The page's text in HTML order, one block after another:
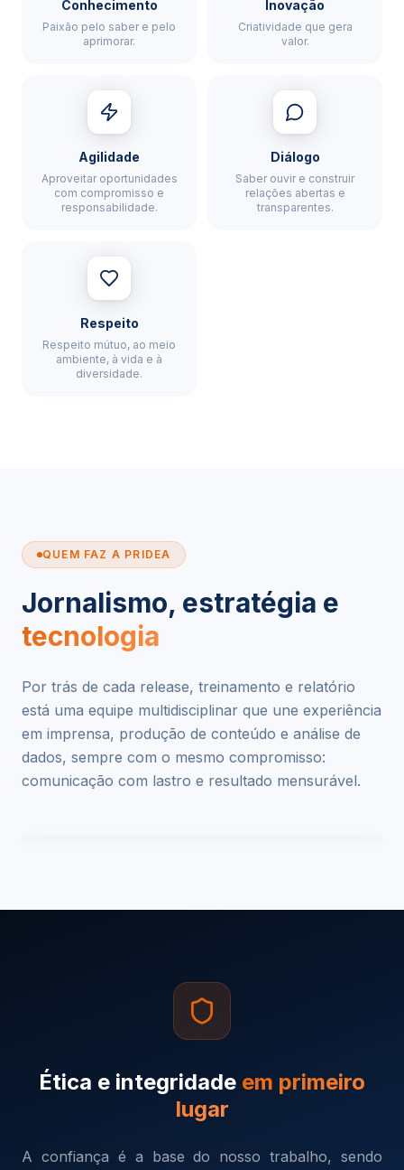
Conhecimento
Paixão pelo saber e pelo
aprimorar.
Inovação
Criatividade que gera
valor.
Agilidade
Aproveitar oportunidades
com compromisso e
responsabilidade.
Diálogo
Saber ouvir e construir
relações abertas e
transparentes.
Respeito
Respeito mútuo, ao meio
ambiente, à vida e à
diversidade.
QUEM FAZ A PRIDEA
Jornalismo, estratégia e
tecnologia
Por trás de cada release, treinamento e relatório
está uma equipe multidisciplinar que une experiência
em imprensa, produção de conteúdo e análise de
dados, sempre com o mesmo compromisso:
comunicação com lastro e resultado mensurável.
Ética e integridade em primeiro
lugar
A confiança é a base do nosso trabalho, sendo